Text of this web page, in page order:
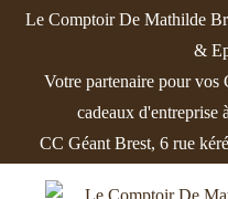
Le Comptoir De Mathilde
&
Votre partenaire pour vos
cadeaux d'entreprise
CC Géant Brest, 6 rue